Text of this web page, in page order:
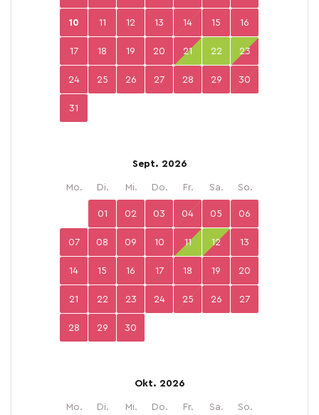
10 11 12 13 14 15 16
17 18 19 20 21 22 23
24 25 26 27 28 29 30
31
Sept. 2026
Mo. Di. Mi. Do. Fr. Sa. So.
01 02 03 04 05 06
07 08 09 10 11 12 13
14 15 16 17 18 19 20
21 22 23 24 25 26 27
28 29 30
Okt. 2026
Mo. Di. Mi. Do. Fr. Sa. So.